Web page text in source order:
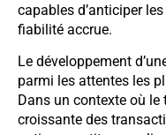
capables d’anticiper
fiabilité accrue.
Le développement
parmi les attentes les
Dans un contexte où
croissante des